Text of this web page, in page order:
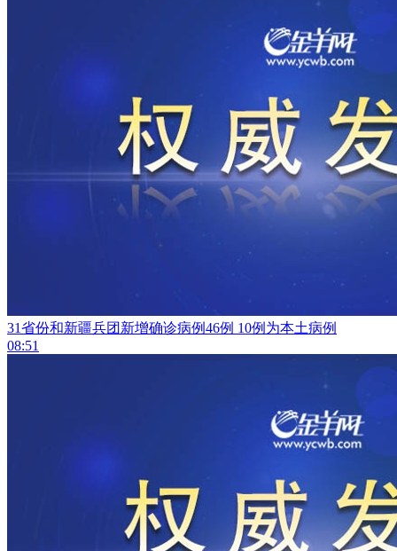
31省份和新疆兵团新增确诊病例46例 10例为本土病例
08:51